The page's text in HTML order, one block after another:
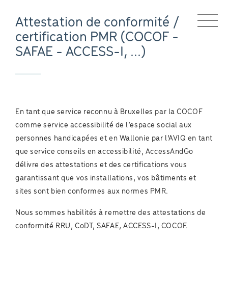
Attestation de conformité /
certification PMR (COCOF -
SAFAE - ACCESS-I, ...)
En tant que service reconnu à Bruxelles par la COCOF
comme service accessibilité de l’espace social aux
personnes handicapées et en Wallonie par l’AVIQ en tant
que service conseils en accessibilité, AccessAndGo
délivre des attestations et des certifications vous
garantissant que vos installations, vos bâtiments et
sites sont bien conformes aux normes PMR.
Nous sommes habilités à remettre des attestations de
conformité RRU, CoDT, SAFAE, ACCESS-I, COCOF.